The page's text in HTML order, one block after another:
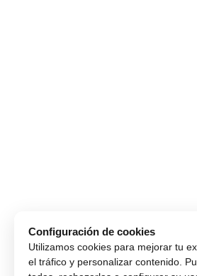
Configuración de cookies
Utilizamos cookies para mejorar tu
el tráfico y personalizar contenido.